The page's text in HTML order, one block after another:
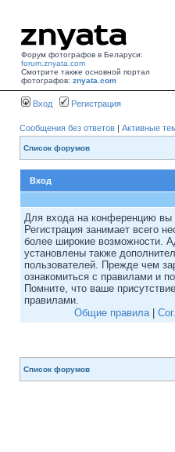
Форум фотографов в Беларуси:
forum.znyata.com
Смотрите также основной портал
фотографов: znyata.com
Вход Регистрация
Сообщения без ответов | Активные
Список форумов
Вход
Для входа на конференцию вы
Регистрация занимает всего
более широкие возможности.
установлены также
пользователей. Прежде чем
ознакомиться с правилами и
Помните, что ваше
правилами.
Общие правила|
Список форумов